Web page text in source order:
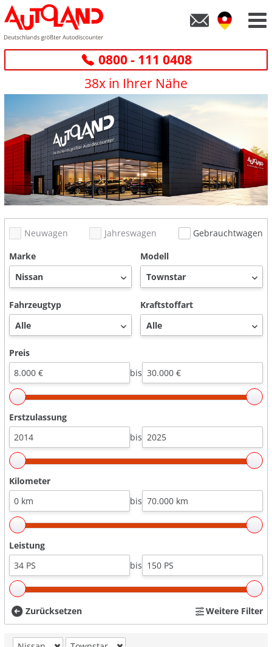
0800 - 111 0408
38x in Ihrer Nähe
Neuwagen Jahreswagen
Gebrauchtwagen
Marke
Modell
Fahrzeugtyp Kraftstoffart
Preis
bis
Erstzulassung
bis
Kilometer
bis
Leistung
bis
Zurücksetzen Weitere Filter